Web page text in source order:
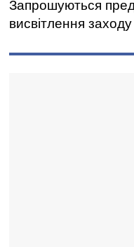
Запрошуються
висвітлення заходу